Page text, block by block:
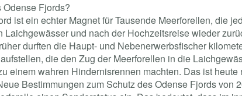
Odense Fjords?
ist ein echter Magnet für Tausende Meerforellen, die
Laichgewässer und nach der Hochzeitsreise wieder
durften die Haupt- und Nebenerwerbsfischer
die den Zug der Meerforellen in die
einem wahren Hindernisrennen machten. Das ist heute
Bestimmungen zum Schutz des Odense Fjords von